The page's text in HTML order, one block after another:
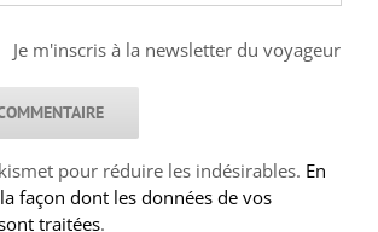
Je m'inscris à la newsletter du voyageur
pour réduire les indésirables. En
façon dont les données de vos
traitées.